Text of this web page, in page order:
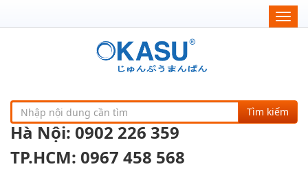
Tìm kiếm
Hà Nội: 0902 226 359
TP.HCM: 0967 458 568